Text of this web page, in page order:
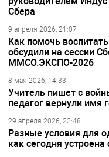
Сбера
9 апреля 2026, 21:07
Как помочь
обсудили на сессии
ММСО.ЭКСПО-2026
8 мая 2026, 14:33
Учитель пишет с
педагог вернули имя
29 апреля 2026, 22:48
Разные условия для
как сегодня